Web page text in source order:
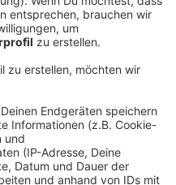
05:49
nach mehr als zwei
habe das Gastgewerbe
werde es durch die